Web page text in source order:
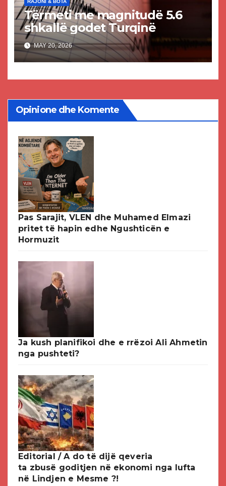
RAJONI & BOTA
Tërmeti me magnitudë 5.6
shkallë godet Turqinë
MAY 20, 2026
Opinione dhe Komente
Pas Sarajit, VLEN dhe Muhamed Elmazi
pritet të hapin edhe Ngushticën e
Hormuzit
Ja kush planifikoi dhe e rrëzoi Ali Ahmetin
nga pushteti?
Editorial / A do të dijë qeveria
ta zbusë goditjen në ekonomi nga lufta
në Lindjen e Mesme ?!